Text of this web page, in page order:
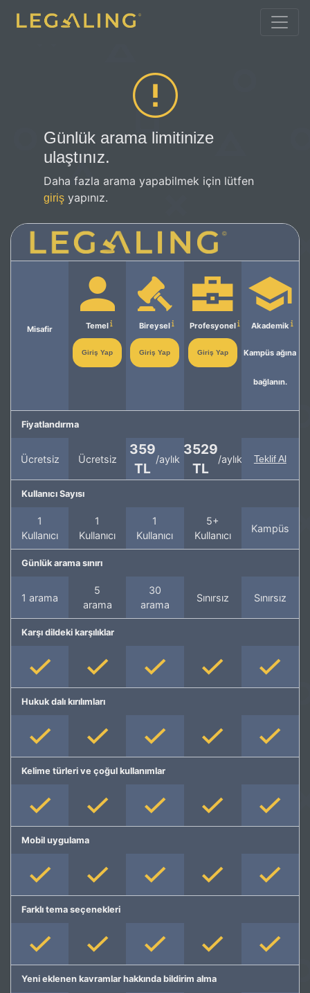
Günlük arama limitinize
ulaştınız.
Daha fazla arama yapabilmek için lütfen
giriş yapınız.
Misafir Temel
Giriş Yap
Bireysel
Giriş Yap
Profesyonel
Giriş Yap
Akademik
Kampüs ağına
bağlanın.
Fiyatlandırma
Ücretsiz Ücretsiz
359
TL
/aylık
3529
TL
/aylık Teklif Al
Kullanıcı Sayısı
1
Kullanıcı
1
Kullanıcı
1
Kullanıcı
5+
Kullanıcı
Kampüs
Günlük arama sınırı
1 arama
5
arama
30
arama
Sınırsız Sınırsız
Karşı dildeki karşılıklar
Hukuk dalı kırılımları
Kelime türleri ve çoğul kullanımlar
Mobil uygulama
Farklı tema seçenekleri
Yeni eklenen kavramlar hakkında bildirim alma